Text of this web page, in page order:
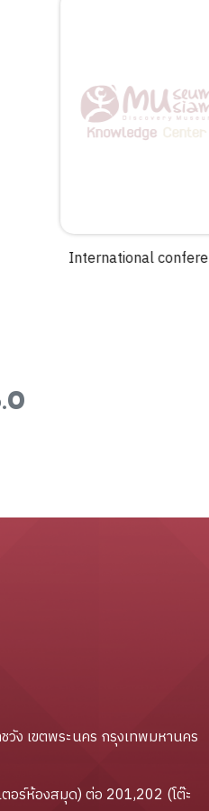
International
ง เขตพระนคร กรุงเทพมหานคร
ร์ห้องสมุด) ต่อ 201,202 (โต๊ะ